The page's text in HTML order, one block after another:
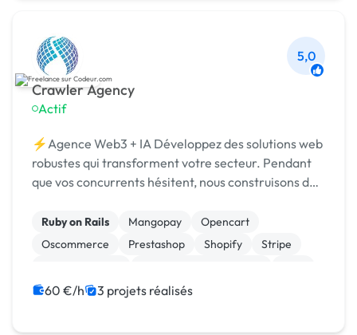
Crawler Agency
Actif
5,0
⚡Agence Web3 + IA Développez des solutions web
robustes qui transforment votre secteur. Pendant
que vos concurrents hésitent, nous construisons des
Ruby on Rails Mangopay
Opencart
Oscommerce
Prestashop Shopify
Stripe
60 €/h 3 projets réalisés